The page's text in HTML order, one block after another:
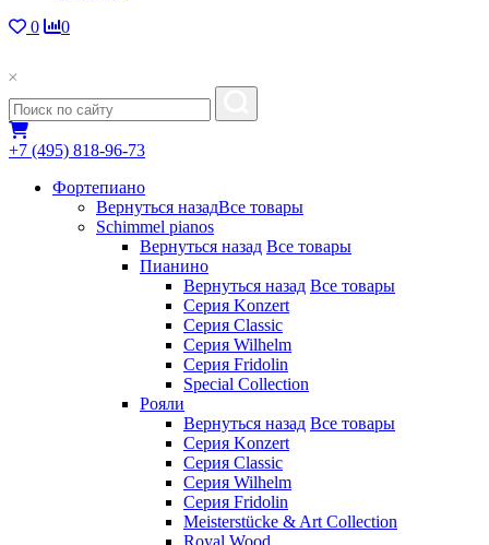
0
0
+7 (495) 818-96-73
Фортепиано
Вернуться назадВсе товары
Schimmel pianos
Вернуться назад Все товары
Пианино
Вернуться назад Все товары
Серия Konzert
Серия Classic
Серия Wilhelm
Серия Fridolin
Special Collection
Рояли
Вернуться назад Все товары
Серия Konzert
Серия Classic
Серия Wilhelm
Серия Fridolin
Meisterstücke & Art Collection
Royal Wood